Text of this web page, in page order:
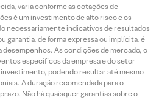
varia conforme as cotações de
é um investimento de alto risco e os
necessariamente indicativos de resultados
garantia, de forma expressa ou implícita, é
desempenhos. As condições de mercado, o
específicos da empresa e do setor
podendo resultar até mesmo
A duração recomendada para o
Não há quaisquer garantias sobre o